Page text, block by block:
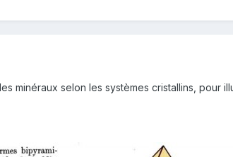
minéraux selon les systèmes cristallins, pour